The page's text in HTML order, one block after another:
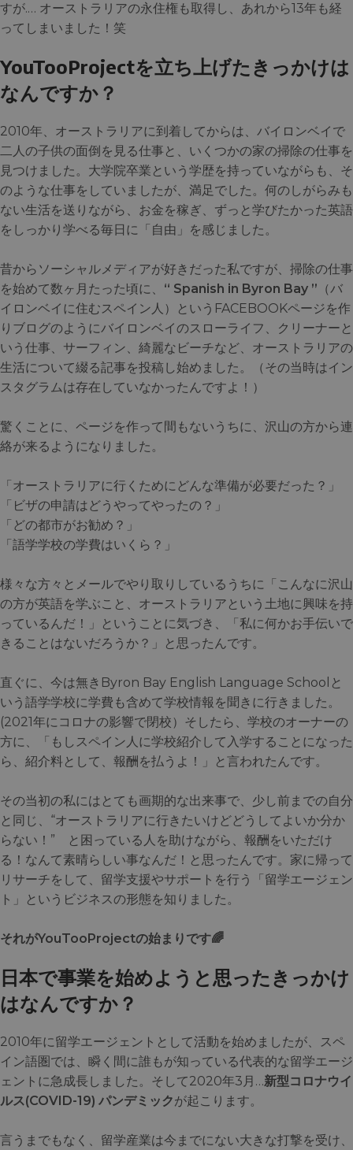
すが.… オーストラリアの永住権も取得し、あれから13年も経
ってしまいました！笑
YouTooProjectを立ち上げたきっかけは
なんですか？
2010年、オーストラリアに到着してからは、バイロンベイで
二人の子供の面倒を見る仕事と、いくつかの家の掃除の仕事を
見つけました。大学院卒業という学歴を持っていながらも、そ
のような仕事をしていましたが、満足でした。何のしがらみも
ない生活を送りながら、お金を稼ぎ、ずっと学びたかった英語
をしっかり学べる毎日に「自由」を感じました。
昔からソーシャルメディアが好きだった私ですが、掃除の仕事
を始めて数ヶ月たった頃に、 “ Spanish in Byron Bay ” （バ
イロンベイに住むスペイン人）というFACEBOOKページを作
りブログのようにバイロンベイのスローライフ、クリーナーと
いう仕事、サーフィン、綺麗なビーチなど、オーストラリアの
生活について綴る記事を投稿し始めました。（その当時はイン
スタグラムは存在していなかったんですよ！）
驚くことに、ページを作って間もないうちに、沢山の方から連
絡が来るようになりました。
「オーストラリアに行くためにどんな準備が必要だった？」
「ビザの申請はどうやってやったの？」
「どの都市がお勧め？」
「語学学校の学費はいくら？」
様々な方々とメールでやり取りしているうちに「こんなに沢山
の方が英語を学ぶこと、オーストラリアという土地に興味を持
っているんだ！」ということに気づき、「私に何かお手伝いで
きることはないだろうか？」と思ったんです。
直ぐに、今は無きByron Bay English Language Schoolと
いう語学学校に学費も含めて学校情報を聞きに行きました。
(2021年にコロナの影響で閉校）そしたら、学校のオーナーの
方に、「もしスペイン人に学校紹介して入学することになった
ら、紹介料として、報酬を払うよ！」と言われたんです。
その当初の私にはとても画期的な出来事で、少し前までの自分
と同じ、“オーストラリアに行きたいけどどうしてよいか分か
らない！” と困っている人を助けながら、報酬をいただけ
る！なんて素晴らしい事なんだ！と思ったんです。家に帰って
リサーチをして、留学支援やサポートを行う「留学エージェン
ト」というビジネスの形態を知りました。
それがYouTooProjectの始まりです🌈
日本で事業を始めようと思ったきっかけ
はなんですか？
2010年に留学エージェントとして活動を始めましたが、スペ
イン語圏では、瞬く間に誰もが知っている代表的な留学エージ
ェントに急成長しました。そして2020年3月…新型コロナウイ
ルス(COVID-19) パンデミックが起こります。
言うまでもなく、留学産業は今までにない大きな打撃を受け、